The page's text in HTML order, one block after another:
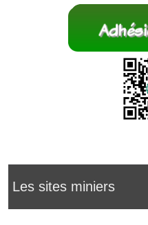
Les sites miniers